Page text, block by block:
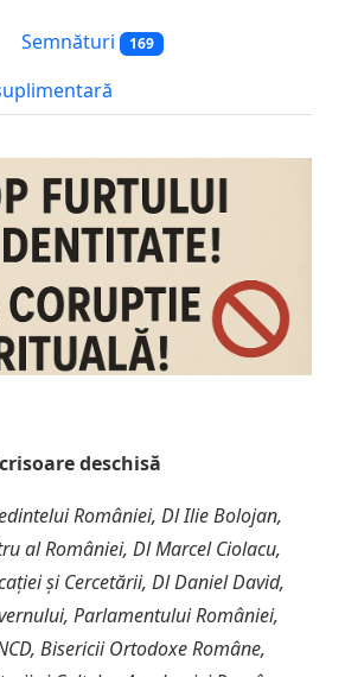
Semnături 169
deschisă
României, Dl Ilie Bolojan,
al României, Dl Marcel Ciolacu,
și Cercetării, Dl Daniel David,
Parlamentului României,
Bisericii Ortodoxe Române,